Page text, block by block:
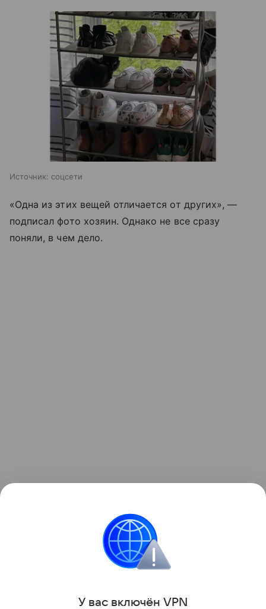
Источник: соцсети
«Одна из этих вещей отличается от других», —
подписал фото хозяин. Однако не все сразу
поняли, в чем дело.
увидел подпись и даже не понял, что здесь не
У вас включён VPN